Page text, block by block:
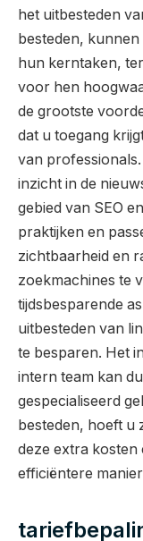
het uitbesteden
besteden,
hun kerntaken,
voor hen
de grootste
dat u toegang
van
inzicht in de
gebied van SEO
praktijken en
zichtbaarheid en
zoekmachines te
tijdsbesparende
uitbesteden van
te besparen. Het
intern team kan
gespecialiseerd
besteden, hoeft u
deze extra kosten
efficiëntere